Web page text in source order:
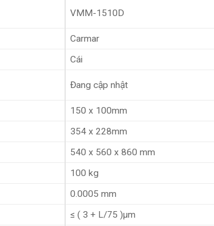
VMM-1510D
Carmar
Cái
Đang cập nhật
150 x 100mm
354 x 228mm
540 x 560 x 860 mm
100 kg
0.0005 mm
≤ ( 3 + L/75 )μm